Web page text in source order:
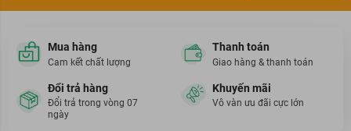
Mua hàng
Cam kết chất lượng
Thanh toán
Giao hàng & thanh toán
Đổi trả hàng
Đổi trả trong vòng 07
ngày
Khuyến mãi
Vô vàn ưu đãi cực lớn